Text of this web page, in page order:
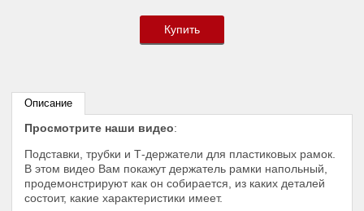
Купить
Описание
Просмотрите наши видео:
Подставки, трубки и Т-держатели для пластиковых рамок.
В этом видео Вам покажут держатель рамки напольный,
продемонстрируют как он собирается, из каких деталей
состоит, какие характеристики имеет.